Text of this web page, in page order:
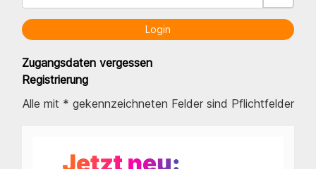
Login
Zugangsdaten vergessen
Registrierung
Alle mit * (Pflichtfeld)
gekennzeichneten Felder sind Pflichtfelder